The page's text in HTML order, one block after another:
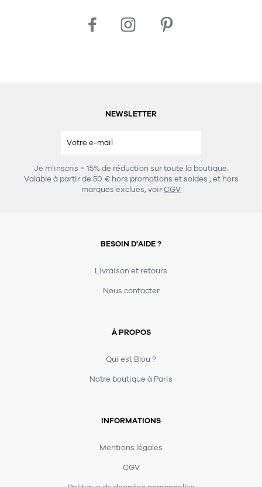
NEWSLETTER
Je m’inscris = 15% de réduction sur toute la boutique.
Valable à partir de 50 € hors promotions et soldes , et hors
marques exclues, voirCGV
BESOIN D'AIDE ?
Livraison et retours
Nous contacter
À PROPOS
Qui est Blou ?
Notre boutique à Paris
INFORMATIONS
Mentions légales
CGV